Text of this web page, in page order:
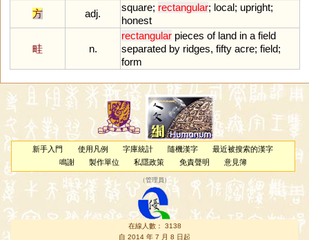
方
adj.
square; rectangular; local; upright;
honest
畦 n.
rectangular pieces of land in a field
separated by ridges, fifty acre; field;
form
新手入門 使用凡例 字庫統計 隨機漢字
最近被搜索的漢字
鳴謝
製作單位 私隱政策 免責聲明 意見簿
（管理員 ）
在線人數： 3138
自 2014 年 7 月 8 日起